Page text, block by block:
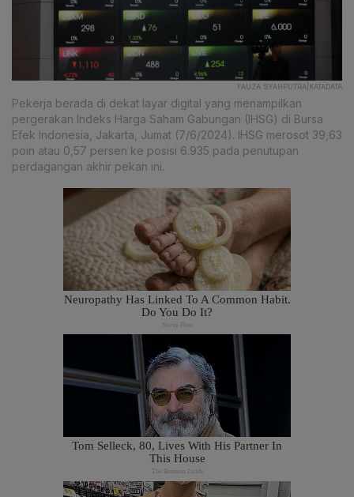
FAUZA SYAHPUTRA|KATADATA
Pekerja berada di dekat layar digital yang menampilkan
pergerakan Indeks Harga Saham Gabungan (IHSG) di Bursa
Efek Indonesia, Jakarta, Jumat (7/6/2024). IHSG merosot 39,63
poin atau 0,57 persen ke posisi 6.935 pada penutupan
perdagangan akhir pekan ini.